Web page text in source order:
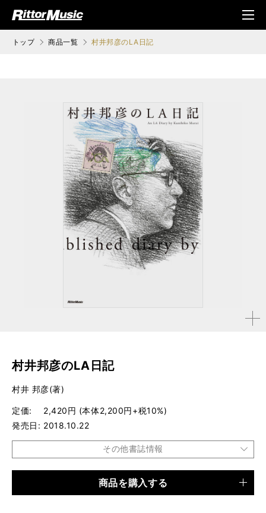
ジック (Rittor Musi
メニ
ュ
トップ 商品一覧 村井邦彦のLA日記
拡大す
村井邦彦のLA日記
村井 邦彦(著)
定価
2,420円 (本体2,200円+税10%)
発売日
2018.10.22
その他書誌情報
商品を購入する